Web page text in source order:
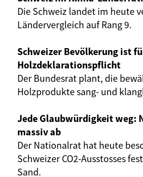
Die Schweiz landet im heute
Ländervergleich auf Rang 9.
Schweizer Bevölkerung ist
Holzdeklarationspflicht
Der Bundesrat plant, die
Holzprodukte sang- und
Jede Glaubwürdigkeit weg:
massiv ab
Der Nationalrat hat heute
Schweizer CO2-Ausstosses
Sand.